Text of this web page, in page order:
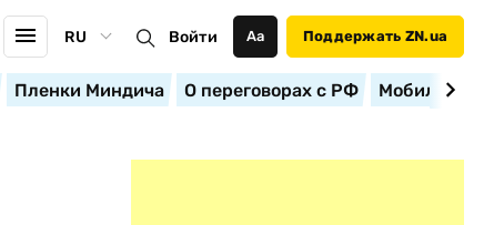
RU Войти Аа Поддержать ZN.ua
Пленки Миндича О переговорах с РФ